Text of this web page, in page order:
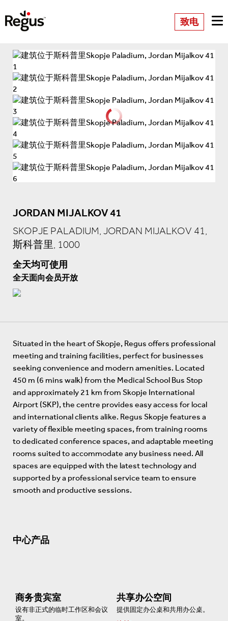
致电
JORDAN MIJALKOV 41
SKOPJE PALADIUM, JORDAN MIJALKOV 41,
斯科普里, 1000
全天均可使用
全天面向会员开放
Situated in the heart of Skopje, Regus offers professional
meeting and training facilities, perfect for businesses
seeking convenience and modern amenities. Located
450 m (6 mins walk) from the Medical School Bus Stop
and approximately 21 km from Skopje International
Airport (SKP), the centre provides easy access for local
and international clients alike. Regus Skopje features a
variety of flexible meeting spaces, from training rooms
to dedicated conference spaces, and adaptable meeting
rooms suited to accommodate any business need. All
spaces are equipped with the latest technology and
supported by a professional service team to ensure
smooth and productive sessions.
中心产品
商务贵宾室
设有非正式的临时工作区和会议
室。
共享办公空间
提供固定办公桌和共用办公桌。